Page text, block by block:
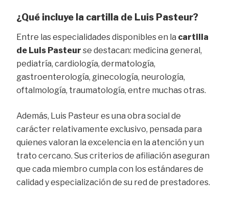
¿Qué incluye la cartilla de Luis Pasteur?
Entre las especialidades disponibles en la cartilla
de Luis Pasteur se destacan: medicina general,
pediatría, cardiología, dermatología,
gastroenterología, ginecología, neurología,
oftalmología, traumatología, entre muchas otras.
Además, Luis Pasteur es una obra social de
carácter relativamente exclusivo, pensada para
quienes valoran la excelencia en la atención y un
trato cercano. Sus criterios de afiliación aseguran
que cada miembro cumpla con los estándares de
calidad y especialización de su red de prestadores.